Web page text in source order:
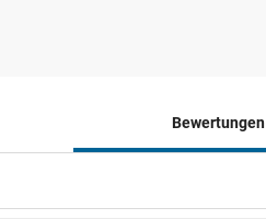
Bewertungen